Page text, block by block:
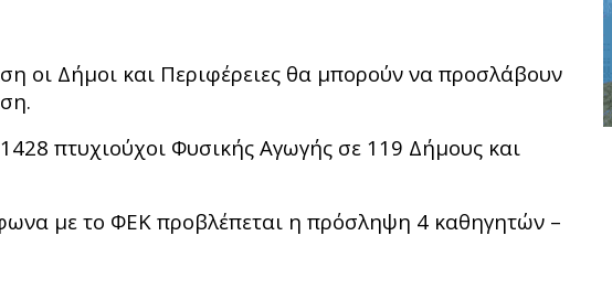
οι Δήμοι και Περιφέρειες θα μπορούν να προσλάβουν
πτυχιούχοι Φυσικής Αγωγής σε 119 Δήμους και
με το ΦΕΚ προβλέπεται η πρόσληψη 4 καθηγητών –